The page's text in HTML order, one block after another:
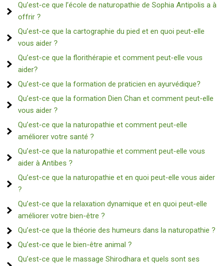
Qu’est-ce que l’école de naturopathie de Sophia Antipolis a à
offrir ?
Qu’est-ce que la cartographie du pied et en quoi peut-elle
vous aider ?
Qu’est-ce que la florithérapie et comment peut-elle vous
aider?
Qu’est-ce que la formation de praticien en ayurvédique?
Qu’est-ce que la formation Dien Chan et comment peut-elle
vous aider ?
Qu’est-ce que la naturopathie et comment peut-elle
améliorer votre santé ?
Qu’est-ce que la naturopathie et comment peut-elle vous
aider à Antibes ?
Qu’est-ce que la naturopathie et en quoi peut-elle vous aider
?
Qu’est-ce que la relaxation dynamique et en quoi peut-elle
améliorer votre bien-être ?
Qu’est-ce que la théorie des humeurs dans la naturopathie ?
Qu’est-ce que le bien-être animal ?
Qu’est-ce que le massage Shirodhara et quels sont ses